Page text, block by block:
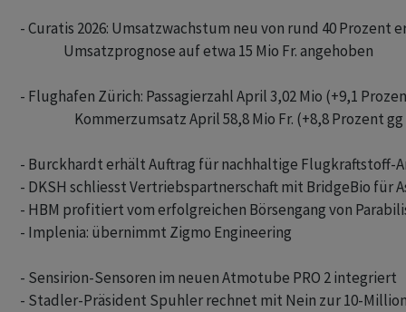
- Curatis 2026: Umsatzwachstum neu von rund 40 Prozent
                Umsatzprognose auf etwa 15 Mio Fr. angehoben
- Flughafen Zürich: Passagierzahl April 3,02 Mio (+9,1
Kommerzumsatz April 58,8 Mio Fr. (+8,8 Prozent
- Burckhardt erhält Auftrag für nachhaltige Flugkraftstoff-
- DKSH schliesst Vertriebspartnerschaft mit BridgeBio für
- HBM profitiert vom erfolgreichen Börsengang von
- Implenia: übernimmt Zigmo Engineering
- Sensirion-Sensoren im neuen Atmotube PRO 2 integriert
- Stadler-Präsident Spuhler rechnet mit Nein zur 10-